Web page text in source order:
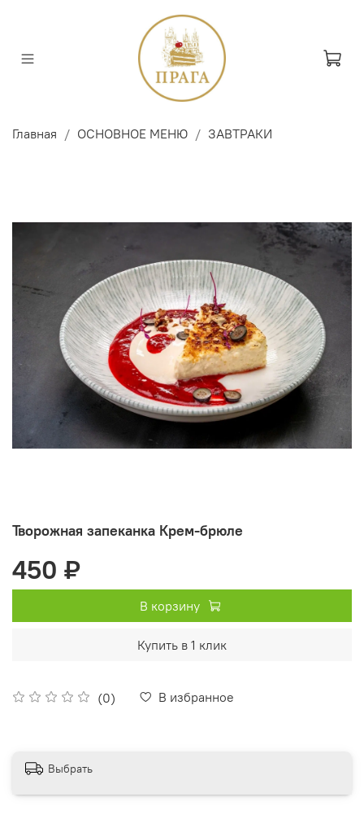
Главная ОСНОВНОЕ МЕНЮ ЗАВТРАКИ
Творожная запеканка Крем-брюле
(0) В избранное
450 ₽
В корзину
Купить в 1 клик
Выбрать